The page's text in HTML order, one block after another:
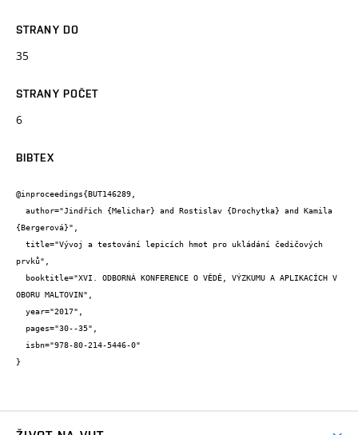
STRANY DO
35
STRANY POČET
6
BIBTEX
@inproceedings{BUT146289,
{Bergerová}",
prvků",
OBORU MALTOVIN",
}